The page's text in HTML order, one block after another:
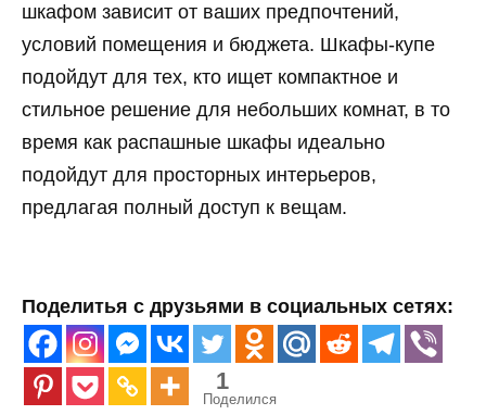
шкафом зависит от ваших предпочтений,
условий помещения и бюджета. Шкафы-купе
подойдут для тех, кто ищет компактное и
стильное решение для небольших комнат, в то
время как распашные шкафы идеально
подойдут для просторных интерьеров,
предлагая полный доступ к вещам.
Поделитья с друзьями в социальных сетях:
1
Поделился